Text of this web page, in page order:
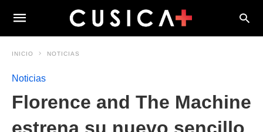
INICIO NOTICIAS
Noticias
Florence and The Machine